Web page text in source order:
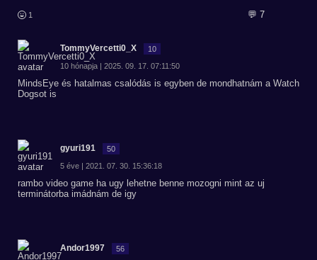
1 💬 7
TommyVercetti0_X 10
10 hónapja | 2025. 09. 17. 07:11:50
MindsEye és hatalmas csalódás is egyben de mondhatnám a Watch
Dogsot is
gyuri191 50
5 éve | 2021. 07. 30. 15:36:18
rambo video game ha ugy lehetne benne mozogni mint az uj
terminátorba imádnám de igy
Andor1997 56